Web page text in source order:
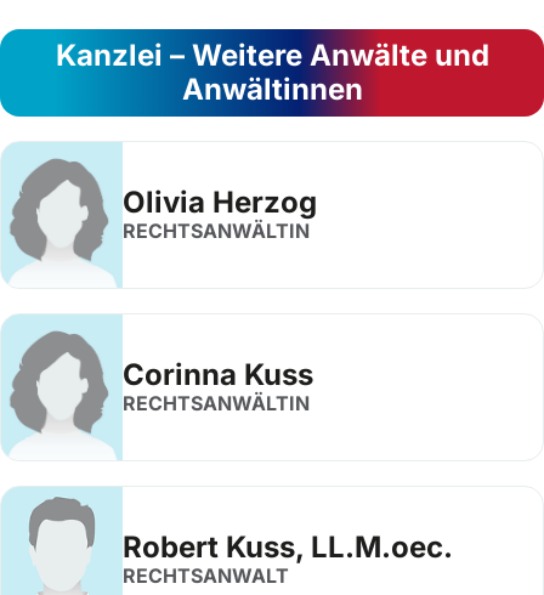
Kanzlei – Weitere Anwälte und
Anwältinnen
Olivia Herzog
RECHTSANWÄLTIN
Corinna Kuss
RECHTSANWÄLTIN
Robert Kuss, LL.M.oec.
RECHTSANWALT